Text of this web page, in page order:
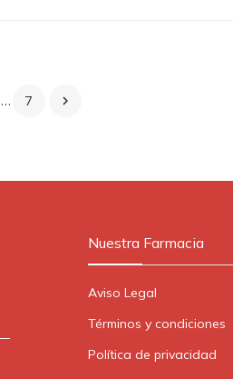
… 7 
Nuestra Farmacia
Aviso Legal
Términos y condiciones
Política de privacidad